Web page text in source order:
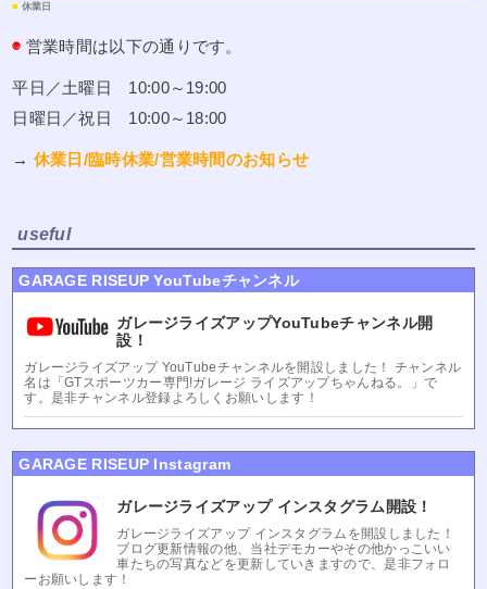
■ 休業日
◉ 営業時間は以下の通りです。
平日／土曜日 10:00～19:00
日曜日／祝日 10:00～18:00
→ 休業日/臨時休業/営業時間のお知らせ
useful
GARAGE RISEUP YouTubeチャンネル
ガレージライズアップYouTubeチャンネル開
設！
ガレージライズアップ YouTubeチャンネルを開設しました！ チャンネル
名は「GTスポーツカー専門!ガレージ ライズアップちゃんねる。」で
す。是非チャンネル登録よろしくお願いします！
GARAGE RISEUP Instagram
ガレージライズアップ インスタグラム開設！
ガレージライズアップ インスタグラムを開設しました！
ブログ更新情報の他、当社デモカーやその他かっこいい
車たちの写真などを更新していきますので、是非フォロ
ーお願いします！